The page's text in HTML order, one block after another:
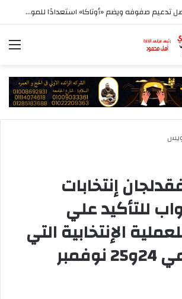
عرب المعمل يواصل تدعيم صفوفه ويضم «أوتاكا» استعدادًا للموسم الجديد
إنتخابات
للتأكيد علي
الإنتخابية التي
تستمر يومي 24و25 نوفمبر